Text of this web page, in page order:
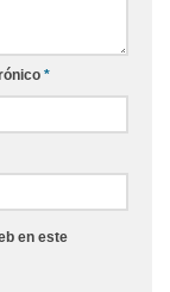
*
en este